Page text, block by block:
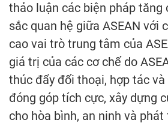
thảo luận các biện pháp tăng
sắc quan hệ giữa ASEAN với
cao vai trò trung tâm của
giá trị của các cơ chế do
thúc đẩy đối thoại, hợp tác
đóng góp tích cực, xây dựng
cho hòa bình, an ninh và